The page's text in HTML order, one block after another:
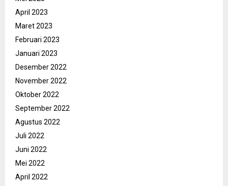
April 2023
Maret 2023
Februari 2023
Januari 2023
Desember 2022
November 2022
Oktober 2022
September 2022
Agustus 2022
Juli 2022
Juni 2022
Mei 2022
April 2022